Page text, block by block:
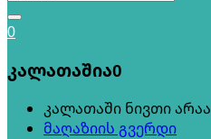
0
კალათაშია0
კალათაში ნივთი არაა
მაღაზიის გვერდი